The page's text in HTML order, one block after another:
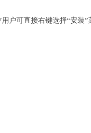
户可直接右键选择“安装”